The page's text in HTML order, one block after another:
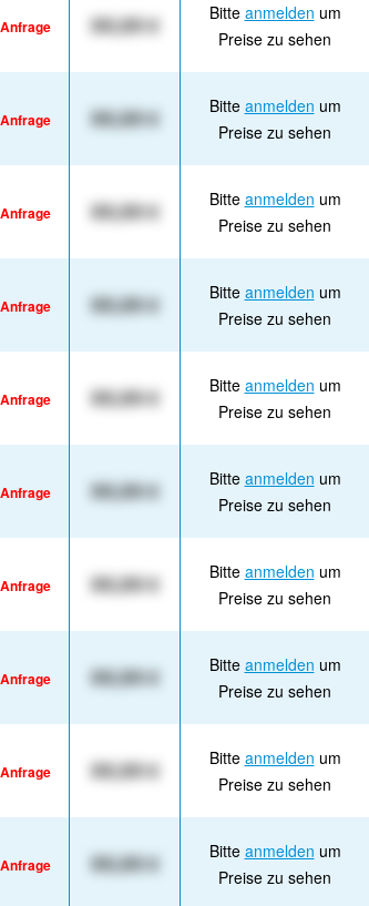
XX,XX € Bitte anmelden um
Preise zu sehen
XX,XX € Bitte anmelden um
Preise zu sehen
XX,XX € Bitte anmelden um
Preise zu sehen
XX,XX € Bitte anmelden um
Preise zu sehen
XX,XX € Bitte anmelden um
Preise zu sehen
XX,XX € Bitte anmelden um
Preise zu sehen
XX,XX € Bitte anmelden um
Preise zu sehen
XX,XX € Bitte anmelden um
Preise zu sehen
XX,XX € Bitte anmelden um
Preise zu sehen
XX,XX € Bitte anmelden um
Preise zu sehen